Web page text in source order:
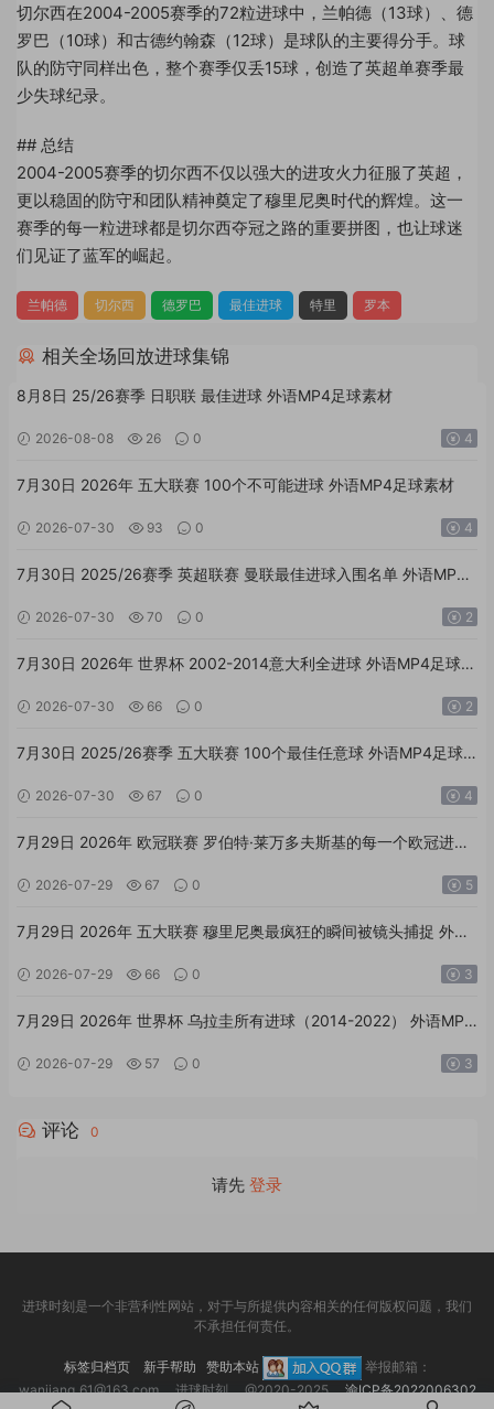
切尔西在2004-2005赛季的72粒进球中，兰帕德（13球）、德
罗巴（10球）和古德约翰森（12球）是球队的主要得分手。球
队的防守同样出色，整个赛季仅丢15球，创造了英超单赛季最
少失球纪录。
## 总结
2004-2005赛季的切尔西不仅以强大的进攻火力征服了英超，
更以稳固的防守和团队精神奠定了穆里尼奥时代的辉煌。这一
赛季的每一粒进球都是切尔西夺冠之路的重要拼图，也让球迷
们见证了蓝军的崛起。
兰帕德 切尔西 德罗巴 最佳进球 特里 罗本
相关全场回放进球集锦
8月8日 25/26赛季 日职联 最佳进球 外语MP4足球素材
2026-08-08 26 0 4
7月30日 2026年 五大联赛 100个不可能进球 外语MP4足球素材
2026-07-30 93 0 4
7月30日 2025/26赛季 英超联赛 曼联最佳进球入围名单 外语MP4
2026-07-30 70 0 2
7月30日 2026年 世界杯 2002-2014意大利全进球 外语MP4足球素
2026-07-30 66 0 2
7月30日 2025/26赛季 五大联赛 100个最佳任意球 外语MP4足球
2026-07-30 67 0 4
7月29日 2026年 欧冠联赛 罗伯特·莱万多夫斯基的每一个欧冠进球
2026-07-29 67 0 5
7月29日 2026年 五大联赛 穆里尼奥最疯狂的瞬间被镜头捕捉 外语
2026-07-29 66 0 3
7月29日 2026年 世界杯 乌拉圭所有进球（2014-2022） 外语MP4
2026-07-29 57 0 3
评论 0
请先 登录
进球时刻是一个非营利性网站，对于与所提供内容相关的任何版权问题，我们
不承担任何责任。
标签归档页 新手帮助 赞助本站
举报邮箱：
wanjiang_61@163.com 进球时刻 @2020-2025渝ICP备2022006302